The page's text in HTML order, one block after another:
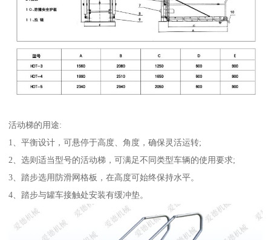
活动梯的用途:
1、平衡设计，可悬停于高度、角度，确保灵活运转;
2、选则适当型号的活动梯，可满足不同类型车辆的使用要求;
3、踏步选用防滑网格板，在高度可始终保持水平。
4、踏步与罐车接触处安装有缓冲垫。